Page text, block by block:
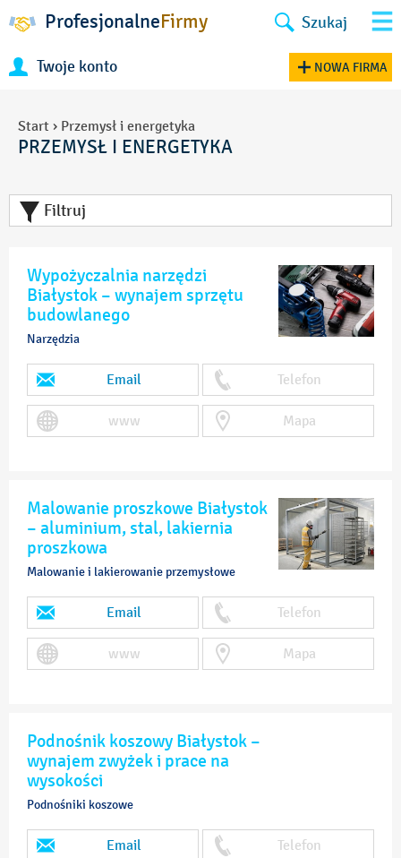
ProfesjonalneFirmy Szukaj
Twoje konto NOWA FIRMA
Start › Przemysł i energetyka
PRZEMYSŁ I ENERGETYKA
Filtruj
Wypożyczalnia narzędzi
Białystok – wynajem sprzętu
budowlanego
Narzędzia
Email Telefon
www Mapa
Malowanie proszkowe Białystok
– aluminium, stal, lakiernia
proszkowa
Malowanie i lakierowanie przemysłowe
Email Telefon
www Mapa
Podnośnik koszowy Białystok –
wynajem zwyżek i prace na
wysokości
Podnośniki koszowe
Email Telefon